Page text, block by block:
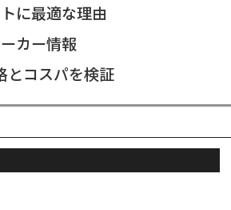
に最適な理由
カー情報
とコスパを検証